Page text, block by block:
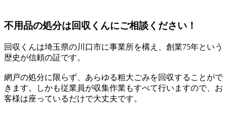
不用品の処分は回収くんにご相談ください！
回収くんは埼玉県の川口市に事業所を構え、創業75年という
歴史が信頼の証です。
網戸の処分に限らず、あらゆる粗大ごみを回収することがで
きます。しかも従業員が収集作業もすべて行いますので、お
客様は座っているだけで大丈夫です。